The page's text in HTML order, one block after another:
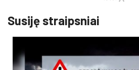
Susiję straipsniai